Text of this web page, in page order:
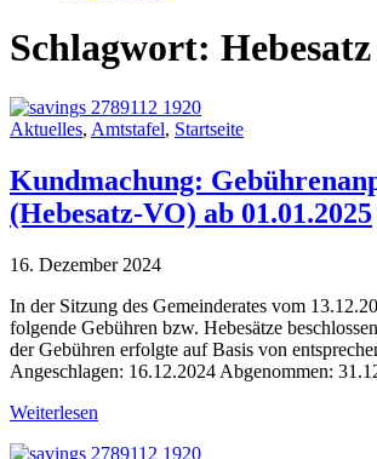
Schlagwort: Hebesatz
Aktuelles, Amtstafel, Startseite
Kundmachung:
(Hebesatz-VO) ab 01.01.2025
16. Dezember 2024
In der Sitzung des Gemeinderates vom
folgende Gebühren bzw. Hebesätze
der Gebühren erfolgte auf Basis von
Angeschlagen: 16.12.2024 Abgenommen:
Weiterlesen